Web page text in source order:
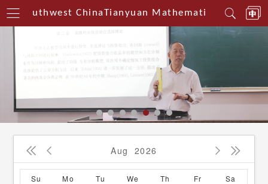
Southwest ChinaTianyuan Mathematical Centerin
  Aug 2026  
Su Mo Tu We Th Fr Sa